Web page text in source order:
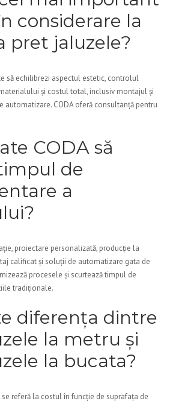
considerare la
pret jaluzele?
să echilibrezi aspectul estetic, controlul
și costul total, inclusiv montajul și
automatizare. CODA oferă consultanță pentru
CODA să
de
a
proiectare personalizată, producție la
calificat și soluții de automatizare gata de
procesele și scurtează timpul de
tradiționale.
diferența dintre
la metru și
la bucata?
referă la costul în funcție de suprafața de